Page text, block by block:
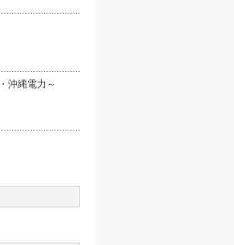
沖縄電力～